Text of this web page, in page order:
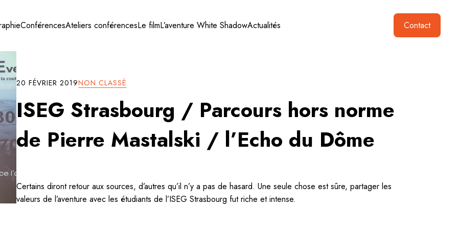
ConférencesAteliers conférencesLe filmL’aventure White ShadowActualités Contact
20 FÉVRIER 2019NON CLASSÉ
ISEG Strasbourg / Parcours hors norme
de Pierre Mastalski / l’Echo du Dôme
Certains diront retour aux sources, d’autres qu’il n’y a pas de hasard. Une seule chose est sûre, partager les
valeurs de l’aventure avec les étudiants de l’ISEG Strasbourg fut riche et intense.